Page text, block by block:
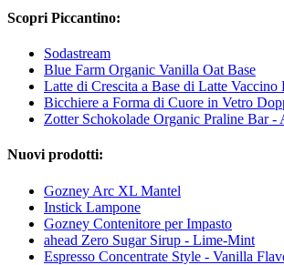
Scopri Piccantino:
Sodastream
Blue Farm Organic Vanilla Oat Base
Latte di Crescita a Base di Latte Vaccino
Bicchiere a Forma di Cuore in Vetro
Zotter Schokolade Organic Praline Bar -
Nuovi prodotti:
Gozney Arc XL Mantel
Instick Lampone
Gozney Contenitore per Impasto
ahead Zero Sugar Sirup - Lime-Mint
Espresso Concentrate Style - Vanilla